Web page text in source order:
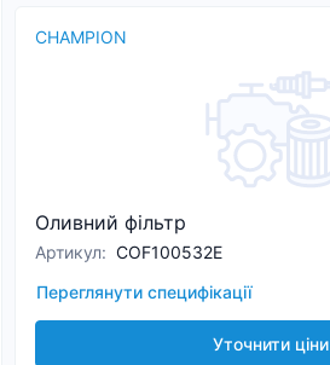
CHAMPION
Оливний фільтр
Артикул: COF100532E
Переглянути специфікації
Уточнити ціни